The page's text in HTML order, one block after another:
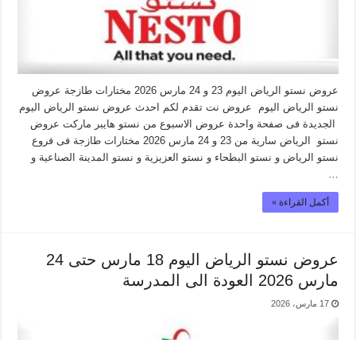
عروض نستو الرياض اليوم 23 و 24 مارس 2026 مختارات طازجة عروض
نستو الرياض اليوم عروض نت تقدم لكم احدث عروض نستو الرياض اليوم
الجديدة فى صفحة واحدة عروض الاسبوع من نستو هايبر ماركت عروض
نستو الرياض سارية من 23 و 24 مارس 2026 مختارات طازجة فى فروع
نستو الرياض و نستو البطحاء و نستو العزيزية و نستو المدينة الصناعية و
…
أكمل القراءة »
عروض نستو الرياض اليوم 18 مارس حتى 24
مارس 2026 العودة الى المدرسة
17 مارس، 2026